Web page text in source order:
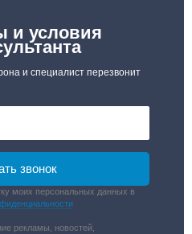
и условия
и специалист перезвонит
моих персональных данных в
рекламы, новостей,